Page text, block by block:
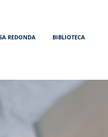
REDONDA BIBLIOTECA